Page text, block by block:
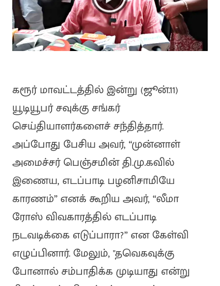
கரூர் மாவட்டத்தில் இன்று (ஜூன்.11)
யூடியூபர் சவுக்கு சங்கர்
செய்தியாளர்களைச் சந்தித்தார்.
அப்போது பேசிய அவர், “முன்னாள்
அமைச்சர் பெஞ்சமின் தி.மு.கவில்
இணைய, எடப்பாடி பழனிசாமியே
காரணம்” எனக் கூறிய அவர், “லீமா
ரோஸ் விவகாரத்தில் எடப்பாடி
நடவடிக்கை எடுப்பாரா?” என கேள்வி
எழுப்பினார். மேலும், "தவெகவுக்கு
போனால் சம்பாதிக்க முடியாது என்று